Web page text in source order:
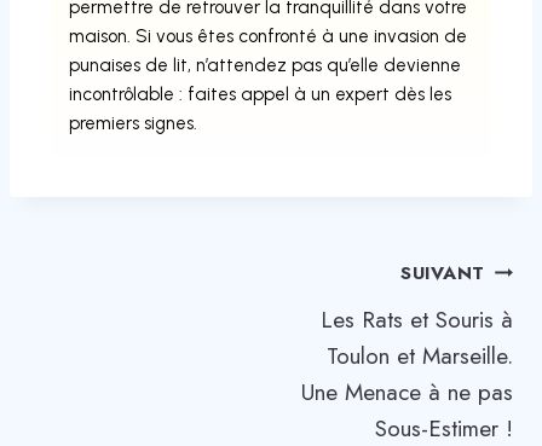
permettre de retrouver la tranquillité dans votre
maison. Si vous êtes confronté à une invasion de
punaises de lit, n’attendez pas qu’elle devienne
incontrôlable : faites appel à un expert dès les
premiers signes.
SUIVANT
Les Rats et Souris à
Toulon et Marseille.
Une Menace à ne pas
Sous-Estimer !